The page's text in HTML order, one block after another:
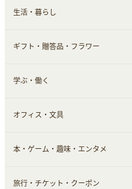
スーツ・フォーマル
食材宅配
ヘアケア
メンズ美容
美容・ダイエット用品
脱毛用品
美容食品
健康食品｜乳酸菌・ケフィア
健康食品｜その他
スポーツ・フィットネス
日用品・薬局・からだ
家電・パソコン・ソフトウェア
スマホ・携帯電話・SIM
すべて見る
クレジットカード
生活・暮らし
すべて見る
車情報・カーシェア・レンタル
お役立ち
生活雑貨・家具インテリア
赤ちゃん・こども・マタニティ
ギフト・贈答品・フラワー
すべて見る
ギフト・贈答品
フラワー
学ぶ・働く
すべて見る
習い事・学習・学校
オフィス・文具
すべて見る
オフィス・文具
本・ゲーム・趣味・エンタメ
すべて見る
旅行・チケット・クーポン